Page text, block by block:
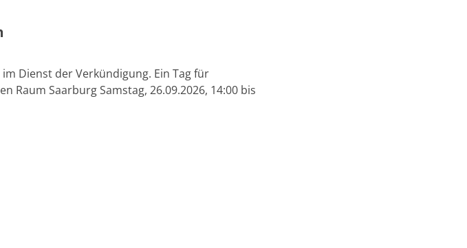
Dienst der Verkündigung. Ein Tag für
Raum Saarburg Samstag, 26.09.2026, 14:00 bis